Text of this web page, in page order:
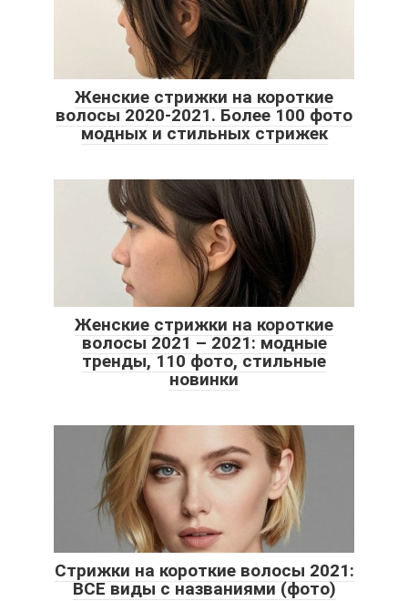
Женские стрижки на короткие
волосы 2020-2021. Более 100 фото
модных и стильных стрижек
Женские стрижки на короткие
волосы 2021 – 2021: модные
тренды, 110 фото, стильные
новинки
Стрижки на короткие волосы 2021:
ВСЕ виды с названиями (фото)